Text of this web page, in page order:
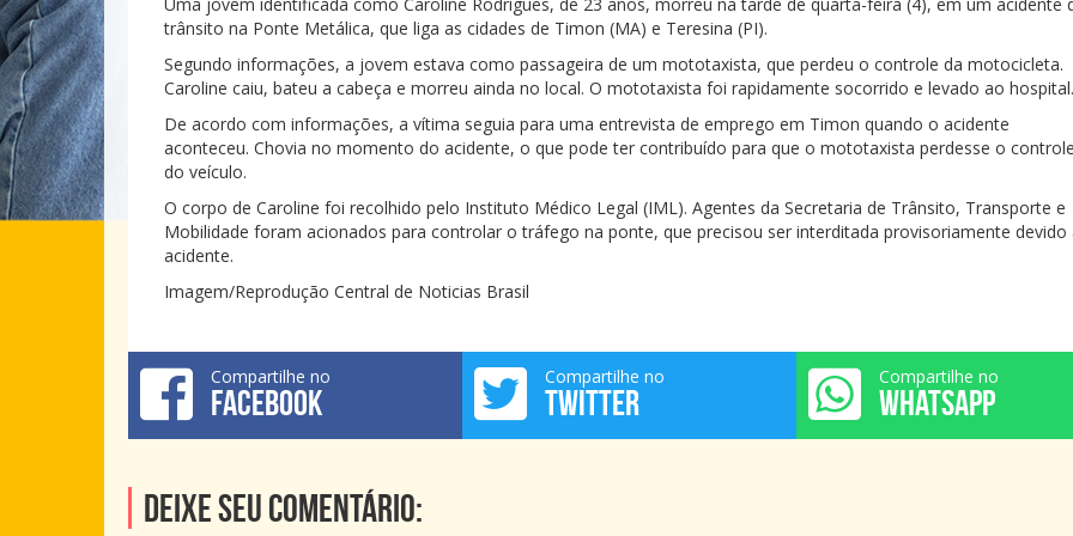
trânsito na Ponte Metálica, que liga as cidades de Timon (MA) e Teresina (PI).
Segundo informações, a jovem estava como passageira de um mototaxista, que perdeu o controle da motocicleta.
Caroline caiu, bateu a cabeça e morreu ainda no local. O mototaxista foi rapidamente socorrido e levado ao hospital.
De acordo com informações, a vítima seguia para uma entrevista de emprego em Timon quando o acidente
aconteceu. Chovia no momento do acidente, o que pode ter contribuído para que o mototaxista perdesse o controle
do veículo.
O corpo de Caroline foi recolhido pelo Instituto Médico Legal (IML). Agentes da Secretaria de Trânsito, Transporte e
Mobilidade foram acionados para controlar o tráfego na ponte, que precisou ser interditada provisoriamente devido
acidente.
Imagem/Reprodução Central de Noticias Brasil
Compartilhe no
FACEBOOK
Compartilhe no
TWITTER
Compartilhe no
WHATSAPP
Deixe seu comentário: